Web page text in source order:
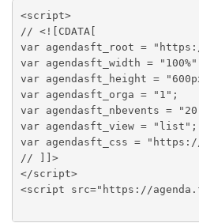
<script>
// <![CDATA[
var agendasft_root =
var agendasft_width =
var agendasft_height =
var agendasft_orga = "1";
var agendasft_nbevents =
var agendasft_view =
var agendasft_css =
// ]]>
</script>
<script src="https://